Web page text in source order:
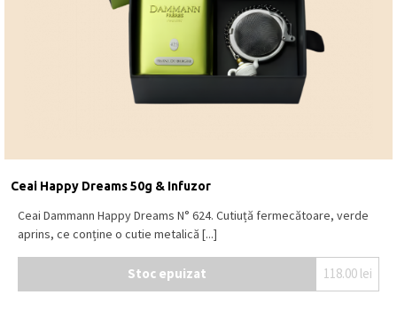
Ceai Happy Dreams 50g & Infuzor
Ceai Dammann Happy Dreams N° 624. Cutiuță fermecătoare, verde
aprins, ce conține o cutie metalică [...]
Stoc epuizat 118.00 lei